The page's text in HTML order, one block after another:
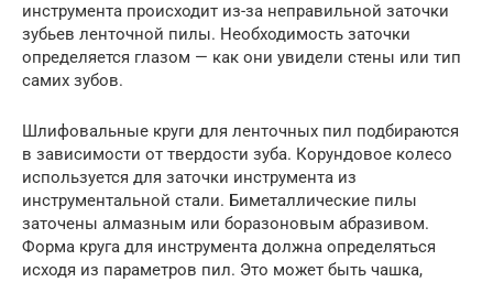
инструмента происходит из-за неправильной заточки
зубьев ленточной пилы. Необходимость заточки
определяется глазом — как они увидели стены или тип
самих зубов.
Шлифовальные круги для ленточных пил подбираются
в зависимости от твердости зуба. Корундовое колесо
используется для заточки инструмента из
инструментальной стали. Биметаллические пилы
заточены алмазным или боразоновым абразивом.
Форма круга для инструмента должна определяться
исходя из параметров пил. Это может быть чашка,